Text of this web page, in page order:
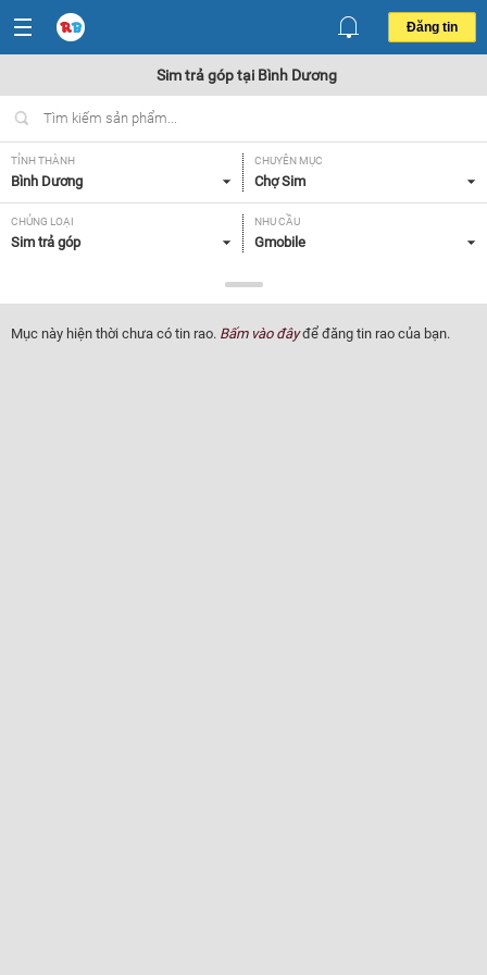
Đăng tin
Sim trả góp tại Bình Dương
TỈNH THÀNH
Bình Dương
CHUYÊN MỤC
Chợ Sim
CHỦNG LOẠI
Sim trả góp
NHU CẦU
Gmobile
Tất cả
Mục này hiện thời chưa có tin rao. Bấm vào đâyđể đăng tin rao của bạn.